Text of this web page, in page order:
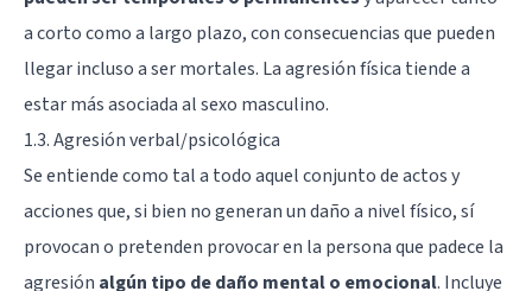
a corto como a largo plazo, con consecuencias que pueden
llegar incluso a ser mortales. La agresión física tiende a
estar más asociada al sexo masculino.
1.3. Agresión verbal/psicológica
Se entiende como tal a todo aquel conjunto de actos y
acciones que, si bien no generan un daño a nivel físico, sí
provocan o pretenden provocar en la persona que padece la
agresión algún tipo de daño mental o emocional. Incluye